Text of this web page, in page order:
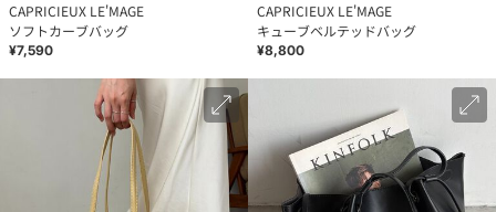
CAPRICIEUX LE'MAGE
ソフトカーブバッグ
¥7,590
CAPRICIEUX LE'MAGE
キューブベルテッドバッグ
¥8,800